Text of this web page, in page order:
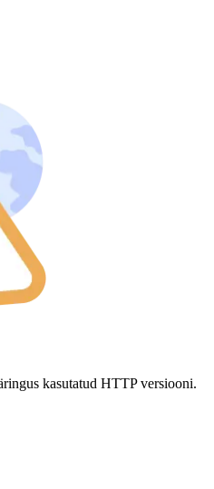
kasutatud HTTP versiooni.